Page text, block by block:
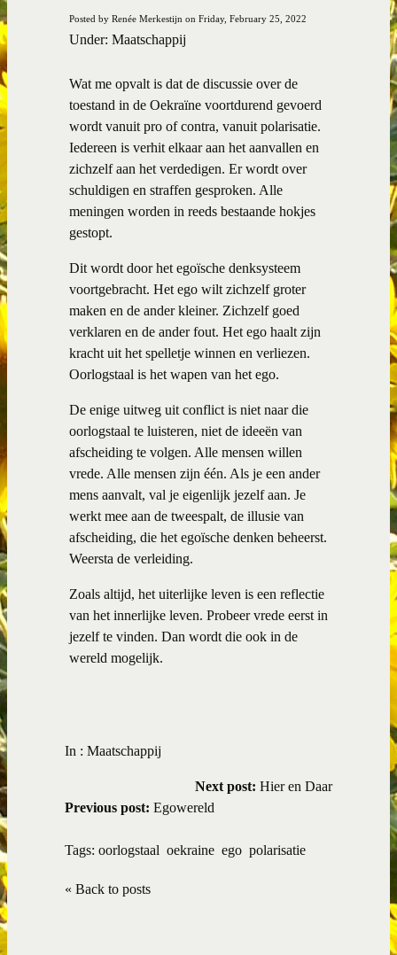
Posted by Renée Merkestijn on Friday, February 25, 2022
Under: Maatschappij
Wat me opvalt is dat de discussie over de
toestand in de Oekraïne voortdurend gevoerd
wordt vanuit pro of contra, vanuit polarisatie.
Iedereen is verhit elkaar aan het aanvallen en
zichzelf aan het verdedigen. Er wordt over
schuldigen en straffen gesproken. Alle
meningen worden in reeds bestaande hokjes
gestopt.
Dit wordt door het egoïsche denksysteem
voortgebracht. Het ego wilt zichzelf groter
maken en de ander kleiner. Zichzelf goed
verklaren en de ander fout. Het ego haalt zijn
kracht uit het spelletje winnen en verliezen.
Oorlogstaal is het wapen van het ego.
De enige uitweg uit conflict is niet naar die
oorlogstaal te luisteren, niet de ideeën van
afscheiding te volgen. Alle mensen willen
vrede. Alle mensen zijn één. Als je een ander
mens aanvalt, val je eigenlijk jezelf aan. Je
werkt mee aan de tweespalt, de illusie van
afscheiding, die het egoïsche denken beheerst.
Weersta de verleiding.
Zoals altijd, het uiterlijke leven is een reflectie
van het innerlijke leven. Probeer vrede eerst in
jezelf te vinden. Dan wordt die ook in de
wereld mogelijk.
In : Maatschappij
Next post: Hier en Daar
Previous post: Egowereld
Tags: oorlogstaal oekraine ego polarisatie
« Back to posts